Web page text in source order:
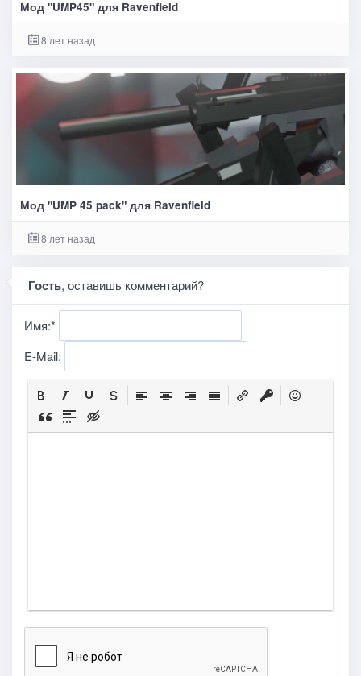
Мод "UMP45" для Ravenfield
8 лет назад
Мод "UMP 45 pack" для Ravenfield
8 лет назад
Гость, оставишь комментарий?
Имя:*
E-Mail: